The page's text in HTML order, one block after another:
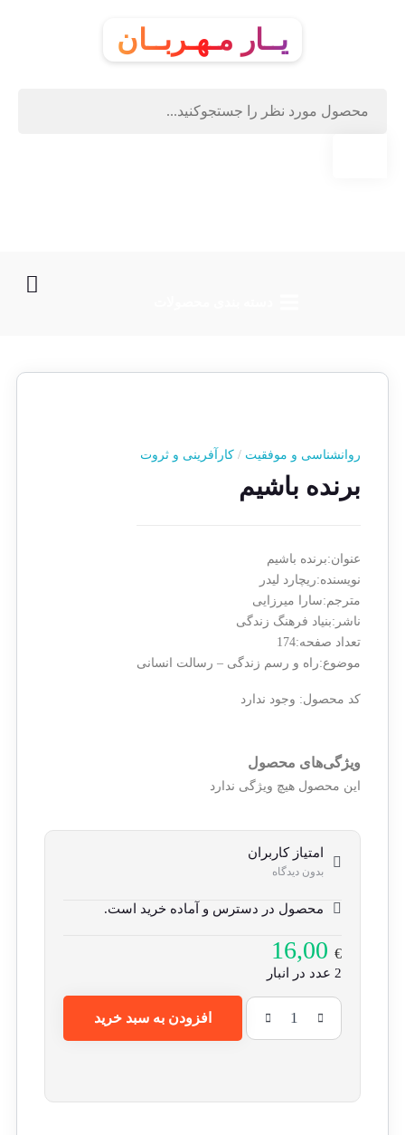
یــار مـهـربــان
روانشناسی و موفقیت / کارآفرینی و ثروت
برنده باشیم
عنوان:برنده باشیم
نویسنده:ریچارد لیدر
مترجم:سارا میرزایی
ناشر:بنیاد فرهنگ زندگی
تعداد صفحه:174
موضوع:راه و رسم زندگی – رسالت انسانی
کد محصول: وجود ندارد
ویژگی‌های محصول
این محصول هیچ ویژگی ندارد
امتیاز کاربران
بدون دیدگاه
محصول در دسترس و آماده خرید است.
16,00€
2 عدد در انبار
افزودن به سبد خرید